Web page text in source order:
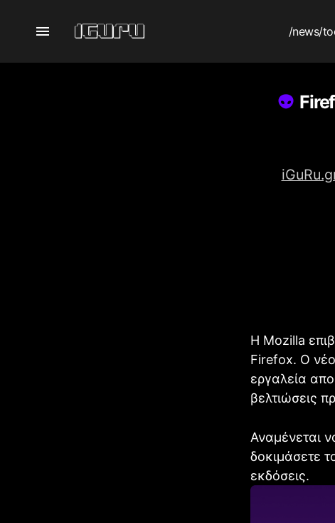
/news/
Η Mozilla
Firefox. Ο
εργαλεία
βελτιώσεις
Αναμένεται
δοκιμάσετε
εκδόσεις.